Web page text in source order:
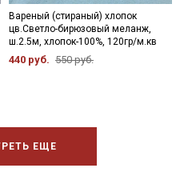
Вареный (стираный) хлопок
цв.Светло-бирюзовый меланж,
ш.2.5м, хлопок-100%, 120гр/м.кв
440 руб. 550 руб.
ЕЩЕ